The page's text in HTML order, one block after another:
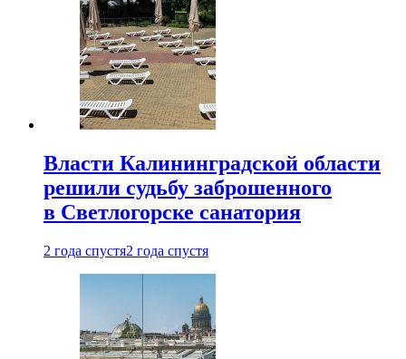
Власти Калининградской области
решили судьбу заброшенного
в Светлогорске санатория
2 года спустя2 года спустя